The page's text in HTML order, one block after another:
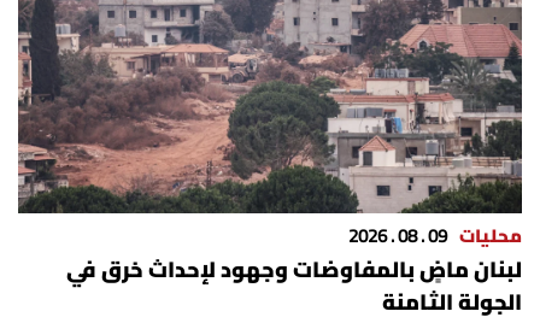
محليات 09 . 08 . 2026
لبنان ماضٍ بالمفاوضات وجهود لإحداث خرق في
الجولة الثامنة